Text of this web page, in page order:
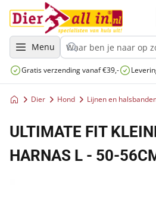
Menu
Gratis verzending vanaf €39,-
Dier Hond Lijnen en
ULTIMATE FIT
HARNAS L - 50-